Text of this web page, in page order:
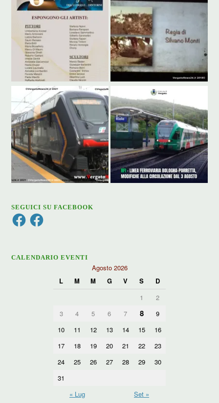
SEGUICI SU FACEBOOK
FacebookFacebook
CALENDARIO EVENTI
Agosto 2026
L
M M G V S
D
1
2
3
4 5 6 7 8
9
10
11 12 13 14 15
16
17
18 19 20 21 22
23
24
25 26 27 28 29
30
31
« Lug
Set »